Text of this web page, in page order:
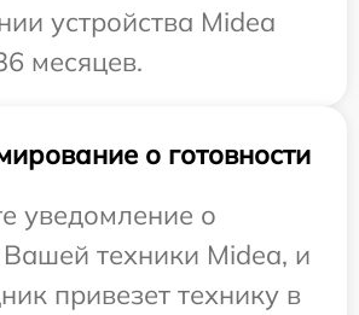
устройства Midea
месяцев.
о готовности
уведомление о
Вашей техники Midea, и
привезет технику в